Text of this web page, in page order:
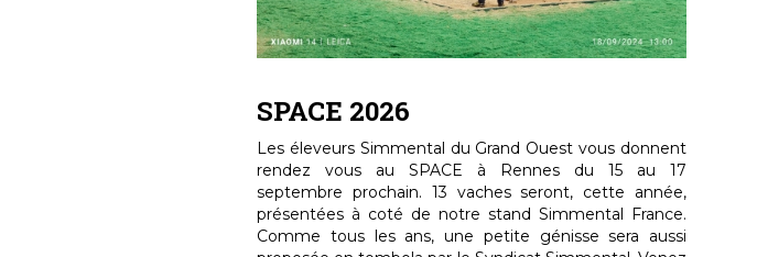
SPACE 2026
Les éleveurs Simmental du Grand Ouest vous donnent
rendez vous au SPACE à Rennes du 15 au 17
septembre prochain. 13 vaches seront, cette année,
présentées à coté de notre stand Simmental France.
Comme tous les ans, une petite génisse sera aussi